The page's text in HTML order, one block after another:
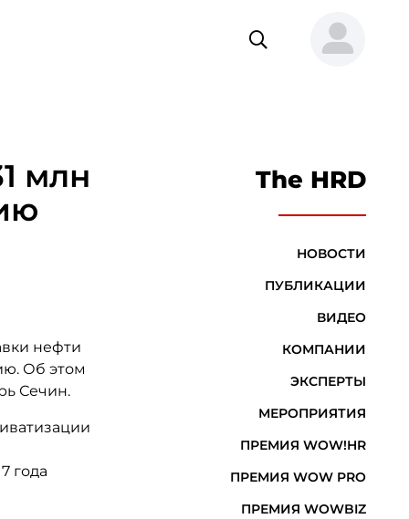
млн
нефти
Об этом
Сечин.
года
The HRD
НОВОСТИ
ПУБЛИКАЦИИ
ВИДЕО
КОМПАНИИ
ЭКСПЕРТЫ
МЕРОПРИЯТИЯ
ПРЕМИЯ WOW!HR
ПРЕМИЯ WOW PRO
ПРЕМИЯ WOWBIZ